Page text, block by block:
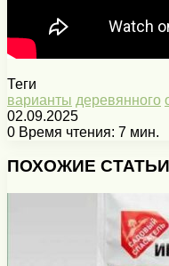
Теги
варианты деревянного
02.09.2025
0 Время чтения: 7 мин.
ПОХОЖИЕ СТАТЬИ